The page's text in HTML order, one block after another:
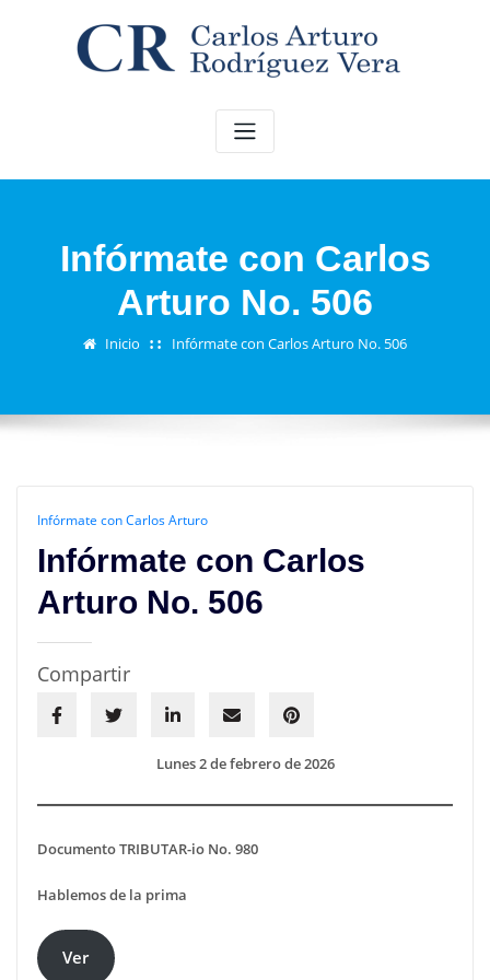
Infórmate con Carlos
Arturo No. 506
Inicio Infórmate con Carlos Arturo No. 506
Infórmate con Carlos Arturo
Infórmate con Carlos
Arturo No. 506
Compartir
Lunes 2 de febrero de 2026
Documento TRIBUTAR-io No. 980
Hablemos de la prima
Ver